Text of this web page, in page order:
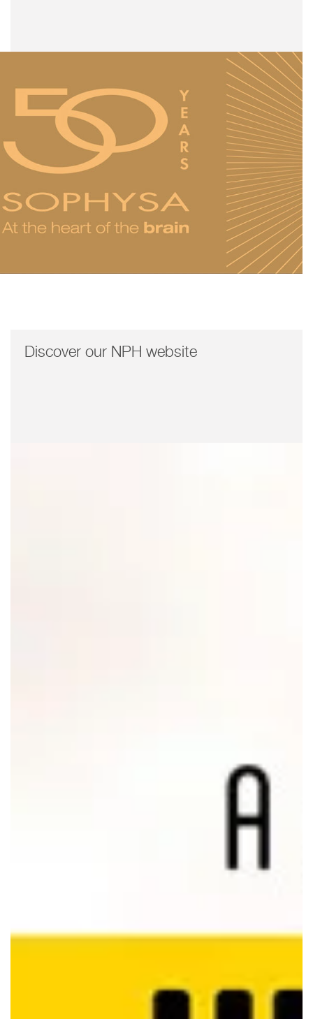
Discover our NPH website